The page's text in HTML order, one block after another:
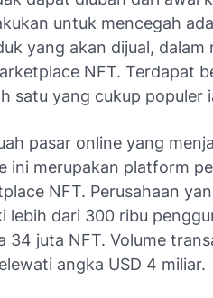
untuk mencegah
yang akan dijual, dalam
NFT. Terdapat
satu yang cukup populer
pasar online yang
ini merupakan platform
NFT. Perusahaan
lebih dari 300 ribu
34 juta NFT. Volume
angka USD 4 miliar.